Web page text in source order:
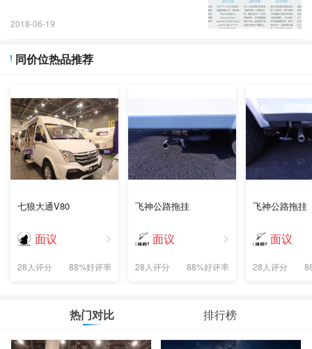
2018-06-19
同价位热品推荐
七狼大通V80
面议
88%好评率
28人评分
飞神公路拖挂
面议
88%好评率
28人评分
飞神公路拖挂
面议
28人评分
热门对比 排行榜